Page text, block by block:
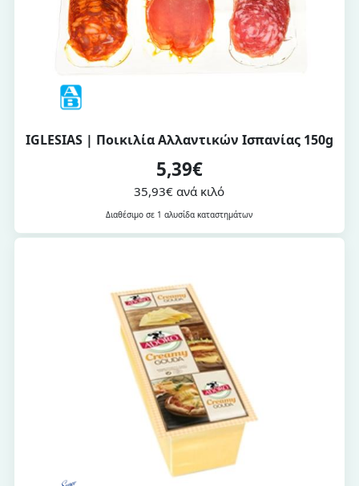
IGLESIAS | Ποικιλία Αλλαντικών Ισπανίας 150g
5,39€
35,93€ ανά κιλό
Διαθέσιμο σε 1 αλυσίδα καταστημάτων